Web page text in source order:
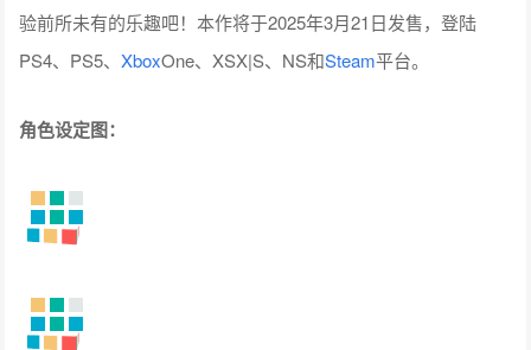
验前所未有的乐趣吧！本作将于2025年3月21日发售，登陆
PS4、PS5、XboxOne、XSX|S、NS和Steam平台。
角色设定图：